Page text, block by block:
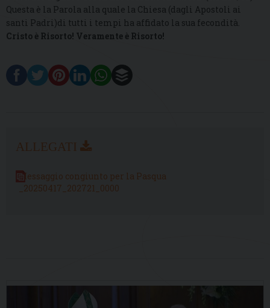
Questa è la Parola alla quale la Chiesa (dagli Apostoli ai
santi Padri)di tutti i tempi ha affidato la sua fecondità.
Cristo è Risorto! Veramente è Risorto!
Messaggio congiunto per la Pasqua
_20250417_202721_0000